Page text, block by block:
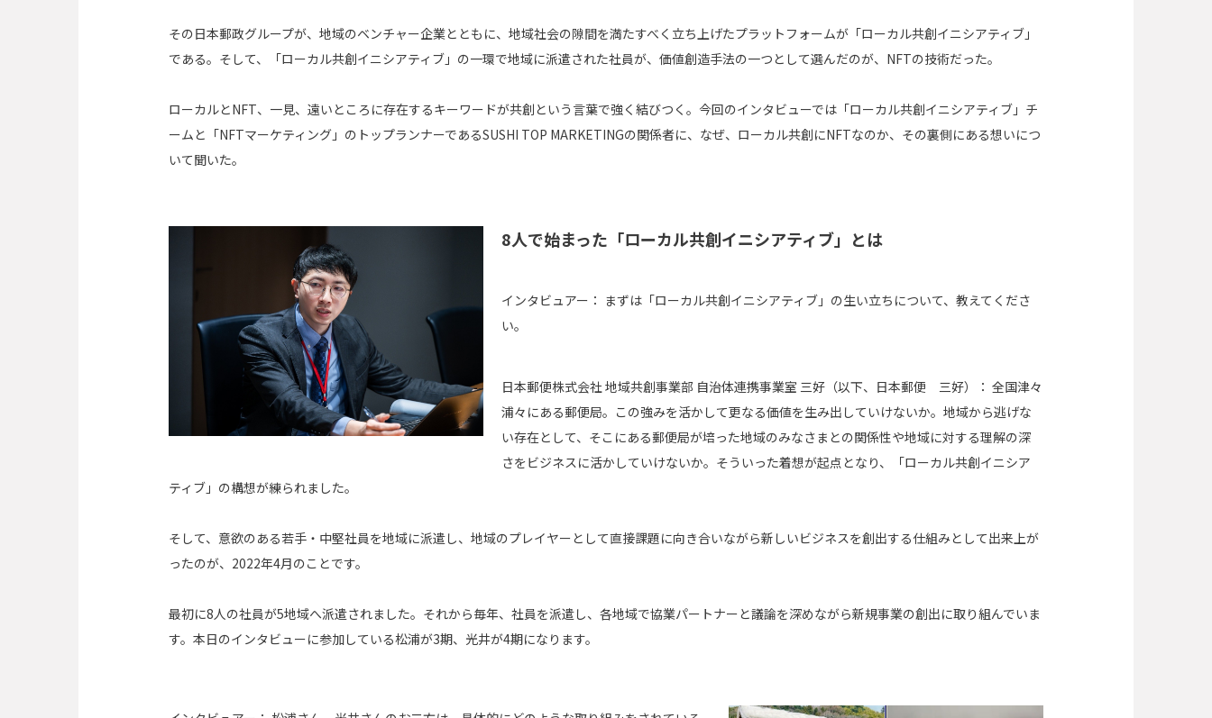
その日本郵政グループが、地域のベンチャー企業とともに、地域社会の隙間を満たすべく立ち上げたプラットフォームが「ローカル共創イニシアティブ」
である。そして、「ローカル共創イニシアティブ」の一環で地域に派遣された社員が、価値創造手法の一つとして選んだのが、NFTの技術だった。
ローカルとNFT、一見、遠いところに存在するキーワードが共創という言葉で強く結びつく。今回のインタビューでは「ローカル共創イニシアティブ」チ
ームと「NFTマーケティング」のトップランナーであるSUSHI TOP MARKETINGの関係者に、なぜ、ローカル共創にNFTなのか、その裏側にある想いにつ
いて聞いた。
8人で始まった「ローカル共創イニシアティブ」とは
インタビュアー： まずは「ローカル共創イニシアティブ」の生い立ちについて、教えてくださ
い。
日本郵便株式会社 地域共創事業部 自治体連携事業室 三好（以下、日本郵便 三好）： 全国津々
浦々にある郵便局。この強みを活かして更なる価値を生み出していけないか。地域から逃げな
い存在として、そこにある郵便局が培った地域のみなさまとの関係性や地域に対する理解の深
さをビジネスに活かしていけないか。そういった着想が起点となり、「ローカル共創イニシア
ティブ」の構想が練られました。
そして、意欲のある若手・中堅社員を地域に派遣し、地域のプレイヤーとして直接課題に向き合いながら新しいビジネスを創出する仕組みとして出来上が
ったのが、2022年4月のことです。
最初に8人の社員が5地域へ派遣されました。それから毎年、社員を派遣し、各地域で協業パートナーと議論を深めながら新規事業の創出に取り組んでいま
す。本日のインタビューに参加している松浦が3期、光井が4期になります。